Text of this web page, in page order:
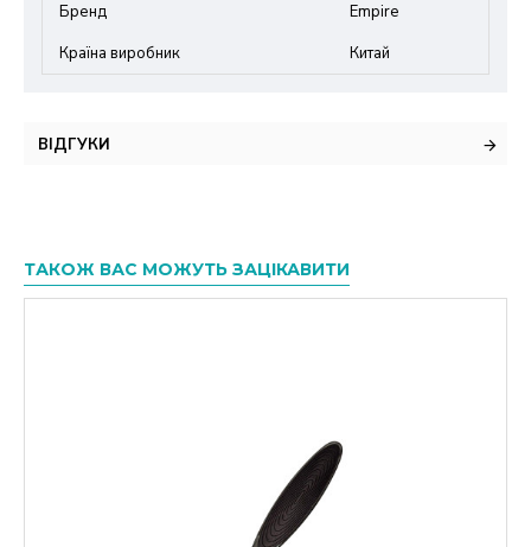
Бренд
Empire
Країна виробник
Китай
ВІДГУКИ
ТАКОЖ ВАС МОЖУТЬ ЗАЦІКАВИТИ